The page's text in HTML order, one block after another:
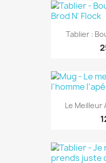
Tablier :
Le Meilleur